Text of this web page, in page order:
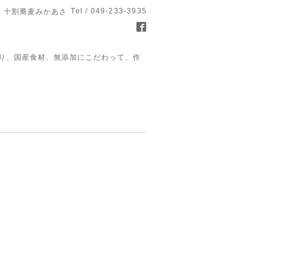
十割蕎麦みかあさ Tel / 049-233-3935
、国産食材、無添加にこだわって、作